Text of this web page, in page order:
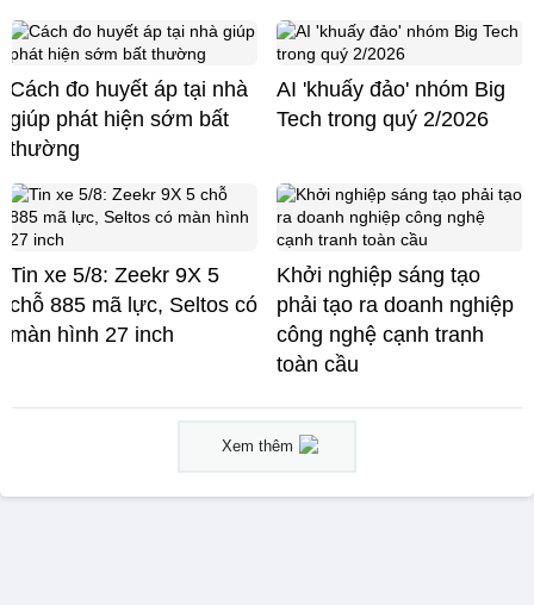
Cách đo huyết áp tại nhà
giúp phát hiện sớm bất
thường
AI 'khuấy đảo' nhóm Big
Tech trong quý 2/2026
Tin xe 5/8: Zeekr 9X 5
chỗ 885 mã lực, Seltos có
màn hình 27 inch
Khởi nghiệp sáng tạo
phải tạo ra doanh nghiệp
công nghệ cạnh tranh
toàn cầu
Xem thêm